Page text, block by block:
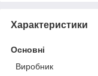
Характеристики
Основні
Виробник